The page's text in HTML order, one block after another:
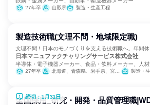
27年卒 山形県 製造・生産工程
製造技術職(文理不問・地域限定職)
文理不問！日本のモノづくりを支える技術職へ。年間休
日本マニュファクチャリングサービス株式会社
半導体・電子機器メーカー、食品・飲料メーカー、人
27年卒 北海道、青森県、岩手県、宮城県、秋田県、山形県、福島県、茨城県、栃木県、群馬県、埼玉県、千葉県、東京都、神奈川県、新潟県、富山県、石川県、福井県、山梨県、長野県、岐阜県、静岡県、愛知県、三重県、滋賀県、京都府、大阪府、兵庫県、奈良県、和歌山県、鳥取県、島根県、岡山県、広島県、山口県、徳島県、香川県、愛媛県、高知県、福岡県、佐賀県、長崎県、熊本県、大分県、宮崎県、鹿児島県、沖縄県 製造・
締切：1月31日
全国採用_研究・開発・品質管理職